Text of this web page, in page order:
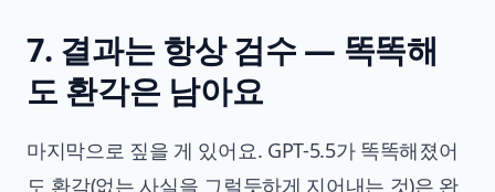
7. 결과는 항상 검수 — 똑똑해
도 환각은 남아요
마지막으로 짚을 게 있어요. GPT-5.5가 똑똑해졌어
도 환각(없는 사실을 그럴듯하게 지어내는 것)은 완